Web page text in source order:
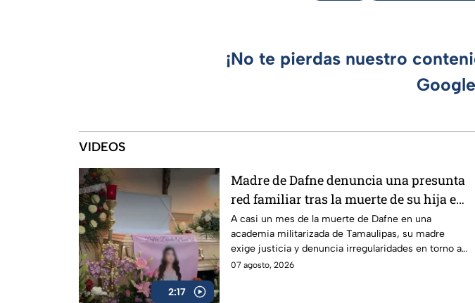
¡No te pierdas nuestro
VIDEOS
2:17
Madre de Dafne denuncia una presunta
red familiar tras la muerte de su hija en
Tamaulipas
A casi un mes de la muerte de Dafne en una
academia militarizada de Tamaulipas, su madre
exige justicia y denuncia irregularidades en torno al
caso.
07 agosto, 2026